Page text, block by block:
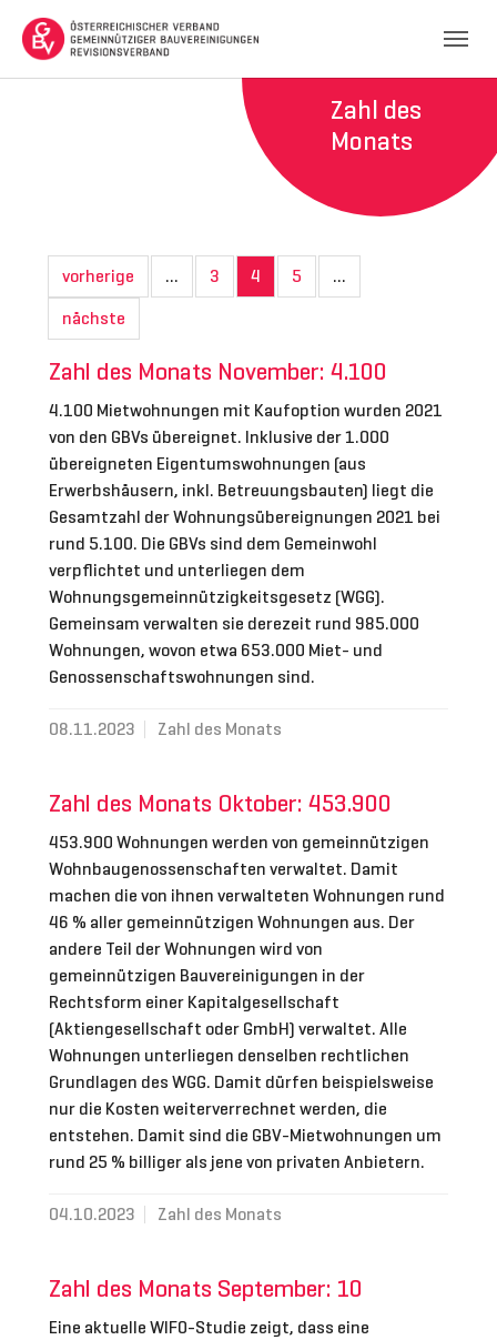
Zahl des
Monats
vorherige … 3 4 5
…
nächste
Zahl des Monats November: 4.100
4.100 Mietwohnungen mit Kaufoption wurden 2021
von den GBVs übereignet. Inklusive der 1.000
übereigneten Eigentumswohnungen (aus
Erwerbshäusern, inkl. Betreuungsbauten) liegt die
Gesamtzahl der Wohnungsübereignungen 2021 bei
rund 5.100. Die GBVs sind dem Gemeinwohl
verpflichtet und unterliegen dem
Wohnungsgemeinnützigkeitsgesetz (WGG).
Gemeinsam verwalten sie derezeit rund 985.000
Wohnungen, wovon etwa 653.000 Miet- und
Genossenschaftswohnungen sind.
08.11.2023 Zahl des Monats
Zahl des Monats Oktober: 453.900
453.900 Wohnungen werden von gemeinnützigen
Wohnbaugenossenschaften verwaltet. Damit
machen die von ihnen verwalteten Wohnungen rund
46 % aller gemeinnützigen Wohnungen aus. Der
andere Teil der Wohnungen wird von
gemeinnützigen Bauvereinigungen in der
Rechtsform einer Kapitalgesellschaft
(Aktiengesellschaft oder GmbH) verwaltet. Alle
Wohnungen unterliegen denselben rechtlichen
Grundlagen des WGG. Damit dürfen beispielsweise
nur die Kosten weiterverrechnet werden, die
entstehen. Damit sind die GBV-Mietwohnungen um
rund 25 % billiger als jene von privaten Anbietern.
04.10.2023 Zahl des Monats
Zahl des Monats September: 10
Eine aktuelle WIFO-Studie zeigt, dass eine